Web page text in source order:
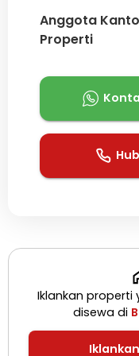
Anggota
Properti
Iklankan properti
disewa di